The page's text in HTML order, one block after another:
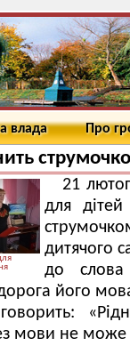
влада Про
21
для
дитячого
до
його
говорить:
мови не може